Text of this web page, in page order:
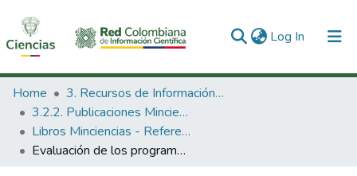
Log In (current)
Communities & Collections
All of DSpace
Statistics
Home
3. Recursos de Información Científica y Tecnológica
3.2.2. Publicaciones Minciencias
Libros Minciencias - Referenciales
Evaluación de los programas de postgrado en ciencias biológicas.